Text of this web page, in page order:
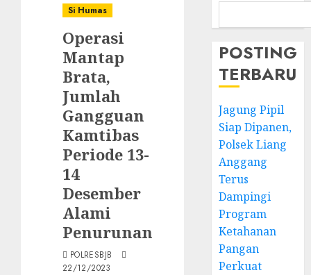
Si Humas
Operasi
Mantap
Brata,
Jumlah
Gangguan
Kamtibas
Periode 13-
14
Desember
Alami
Penurunan
POLRESBJB
22/12/2023
POSTING
TERBARU
Jagung Pipil
Siap Dipanen,
Polsek Liang
Anggang
Terus
Dampingi
Program
Ketahanan
Pangan
Perkuat